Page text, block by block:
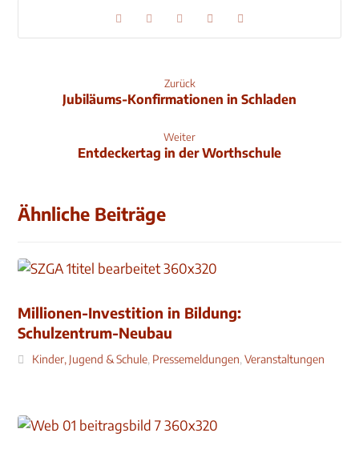
Zurück
Jubiläums-Konfirmationen in Schladen
Weiter
Entdeckertag in der Worthschule
Ähnliche Beiträge
Millionen-Investition in Bildung:
Schulzentrum-Neubau
Kinder, Jugend & Schule, Pressemeldungen,Veranstaltungen